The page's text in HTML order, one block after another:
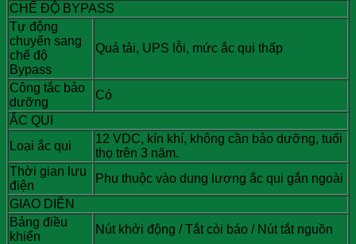
CHẾ ĐỘ BYPASS
Tự động
chuyển sang
chế độ
Bypass
Quá tải, UPS lỗi, mức ắc qui thấp
Công tắc bảo
dưỡng
Có
ẮC QUI
Loại ắc qui
12 VDC, kín khí, không cần bảo dưỡng, tuổi
thọ trên 3 năm.
Thời gian lưu
điện
Phụ thuộc vào dung lượng ắc qui gắn ngoài
GIAO DIỆN
Bảng điều
khiển
Nút khởi động / Tắt còi báo / Nút tắt nguồn